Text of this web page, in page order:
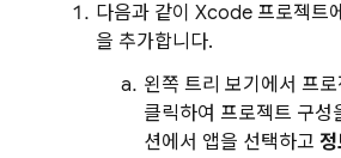
다음과 같이 Xcode 프로젝트
을 추가합니다.
왼쪽 트리 보기에서 프
클릭하여 프로젝트 구성
션에서 앱을 선택하고 정